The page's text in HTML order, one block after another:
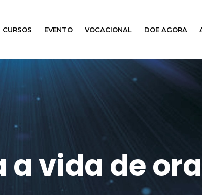
CURSOS EVENTO VOCACIONAL DOE AGORA
vida de